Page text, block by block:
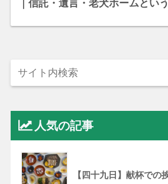
｜信託・遺言・老犬ホームとい
人気の記事
【四十九日】献杯での